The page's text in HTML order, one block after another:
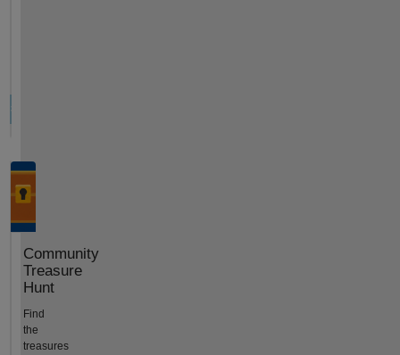
Community
Treasure
Hunt
Find
the
treasures